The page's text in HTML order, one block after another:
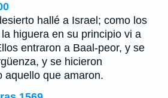
hallé a Israel; como los
higuera en su principio vi a
entraron a Baal-peor, y se
y se hicieron
aquello que amaron.